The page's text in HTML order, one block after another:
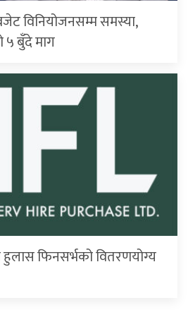
विनियोजनसम्म समस्या,
बुँदे माग
फिनसर्भको वितरणयोग्य